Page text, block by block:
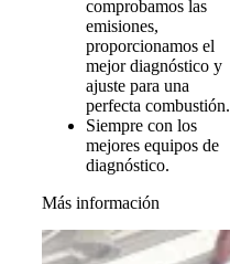
comprobamos las
emisiones,
proporcionamos el
mejor diagnóstico y
ajuste para una
perfecta combustión.
Siempre con los
mejores equipos de
diagnóstico.
Más información